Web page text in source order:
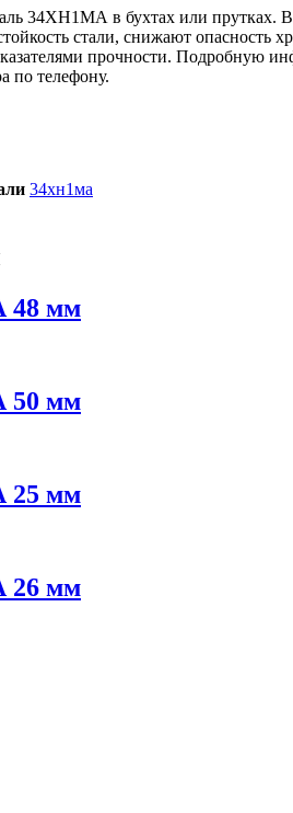
34ХН1МА в бухтах или
стали, снижают опасность
прочности. Подробную
по телефону.
34хн1ма
48 мм
50 мм
25 мм
26 мм